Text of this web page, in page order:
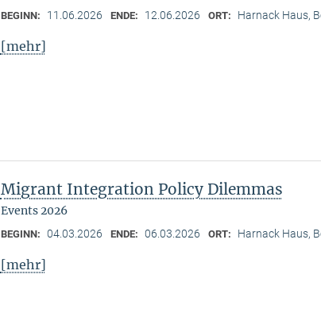
BEGINN: 11.06.2026 ENDE: 12.06.2026 ORT: Harnack Haus,
[mehr]
Migrant Integration Policy Dilemmas
Events 2026
BEGINN: 04.03.2026 ENDE: 06.03.2026 ORT: Harnack Haus,
[mehr]